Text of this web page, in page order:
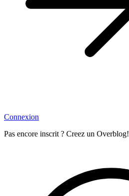
Connexion
Pas encore inscrit ? Creez un Overblog!